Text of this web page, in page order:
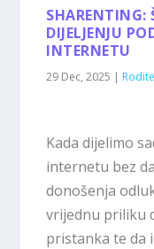
SHARENTING:
DIJELJENJU
INTERNETU
29 Dec, 2025 |
Kada dijelimo
internetu bez
donošenja
vrijednu priliku
pristanka te da